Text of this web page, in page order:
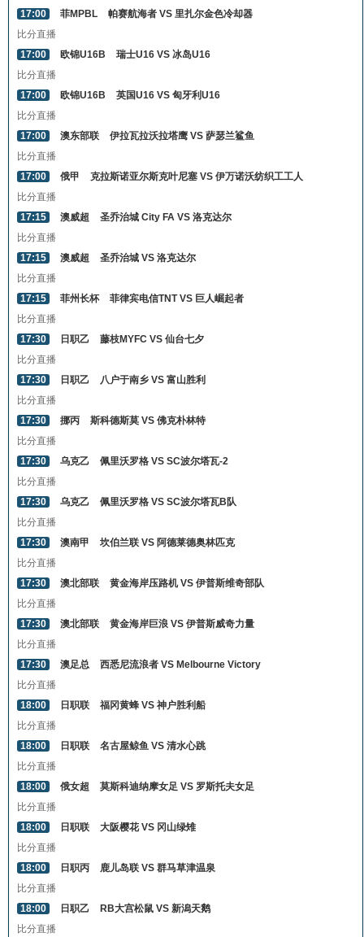
17:00
菲MPBL
帕赛航海者 VS 里扎尔金色冷却器
比分直播
17:00
欧锦U16B
瑞士U16 VS 冰岛U16
比分直播
17:00
欧锦U16B
英国U16 VS 匈牙利U16
比分直播
17:00
澳东部联
伊拉瓦拉沃拉塔鹰 VS 萨瑟兰鲨鱼
比分直播
17:00
俄甲
克拉斯诺亚尔斯克叶尼塞 VS 伊万诺沃纺织工工人
比分直播
17:15
澳威超
圣乔治城 City FA VS 洛克达尔
比分直播
17:15
澳威超
圣乔治城 VS 洛克达尔
比分直播
17:15
菲州长杯
菲律宾电信TNT VS 巨人崛起者
比分直播
17:30
日职乙
藤枝MYFC VS 仙台七夕
比分直播
17:30
日职乙
八户于南乡 VS 富山胜利
比分直播
17:30
挪丙
斯科德斯莫 VS 佛克朴林特
比分直播
17:30
乌克乙
佩里沃罗格 VS SC波尔塔瓦-2
比分直播
17:30
乌克乙
佩里沃罗格 VS SC波尔塔瓦B队
比分直播
17:30
澳南甲
坎伯兰联 VS 阿德莱德奥林匹克
比分直播
17:30
澳北部联
黄金海岸压路机 VS 伊普斯维奇部队
比分直播
17:30
澳北部联
黄金海岸巨浪 VS 伊普斯威奇力量
比分直播
17:30
澳足总
西悉尼流浪者 VS Melbourne Victory
比分直播
18:00
日职联
福冈黄蜂 VS 神户胜利船
比分直播
18:00
日职联
名古屋鲸鱼 VS 清水心跳
比分直播
18:00
俄女超
莫斯科迪纳摩女足 VS 罗斯托夫女足
比分直播
18:00
日职联
大阪樱花 VS 冈山绿雉
比分直播
18:00
日职丙
鹿儿岛联 VS 群马草津温泉
比分直播
18:00
日职乙
RB大宫松鼠 VS 新潟天鹅
比分直播